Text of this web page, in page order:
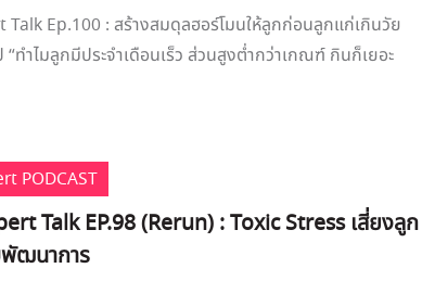
Ep.100 : สร้างสมดุลฮอร์โมนให้ลูกก่อนลูกแก่เกินวัย
“ทำไมลูกมีประจำเดือนเร็ว ส่วนสูงต่ำกว่าเกณฑ์ กินก็เยอะ
PODCAST
Talk EP.98 (Rerun) : Toxic Stress เสี่ยงลูก
ฒนาการ